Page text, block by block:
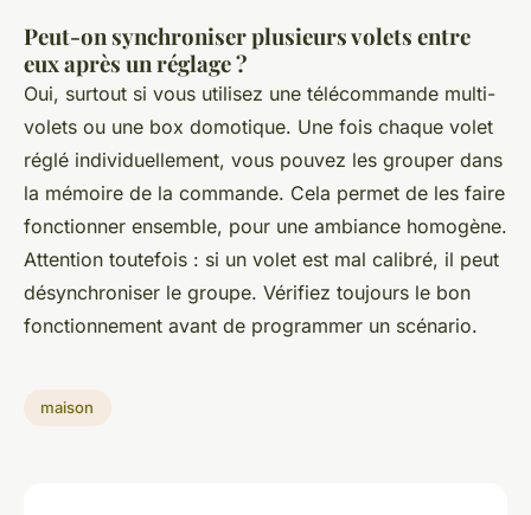
Peut-on synchroniser plusieurs volets entre
eux après un réglage ?
Oui, surtout si vous utilisez une télécommande multi-
volets ou une box domotique. Une fois chaque volet
réglé individuellement, vous pouvez les grouper dans
la mémoire de la commande. Cela permet de les faire
fonctionner ensemble, pour une ambiance homogène.
Attention toutefois : si un volet est mal calibré, il peut
désynchroniser le groupe. Vérifiez toujours le bon
fonctionnement avant de programmer un scénario.
maison